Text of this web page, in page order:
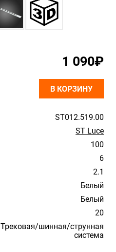
ST012.519.00
ST Luce
100
6
2.1
Белый
Белый
20
Трековая/шинная/струнная
система
1 090₽
В КОРЗИНУ